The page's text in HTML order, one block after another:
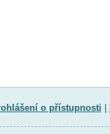
o přístupnosti